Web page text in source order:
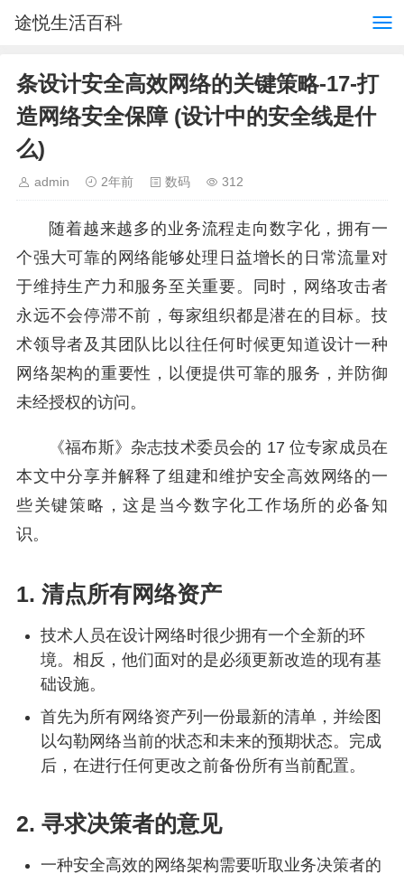
途悦生活百科
条设计安全高效网络的关键策略-17-打
造网络安全保障 (设计中的安全线是什
么)
admin 2年前 数码 312
随着越来越多的业务流程走向数字化，拥有一
个强大可靠的网络能够处理日益增长的日常流量对
于维持生产力和服务至关重要。同时，网络攻击者
永远不会停滞不前，每家组织都是潜在的目标。技
术领导者及其团队比以往任何时候更知道设计一种
网络架构的重要性，以便提供可靠的服务，并防御
未经授权的访问。
《福布斯》杂志技术委员会的 17 位专家成员在
本文中分享并解释了组建和维护安全高效网络的一
些关键策略，这是当今数字化工作场所的必备知
识。
1. 清点所有网络资产
技术人员在设计网络时很少拥有一个全新的环
境。相反，他们面对的是必须更新改造的现有基
础设施。
首先为所有网络资产列一份最新的清单，并绘图
以勾勒网络当前的状态和未来的预期状态。完成
后，在进行任何更改之前备份所有当前配置。
2. 寻求决策者的意见
一种安全高效的网络架构需要听取业务决策者的